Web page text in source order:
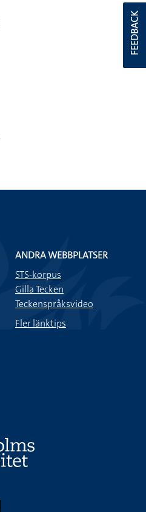
FEEDBACK
ANDRA WEBBPLATSER
STS-korpus
Gilla Tecken
Teckenspråksvideo
Fler länktips